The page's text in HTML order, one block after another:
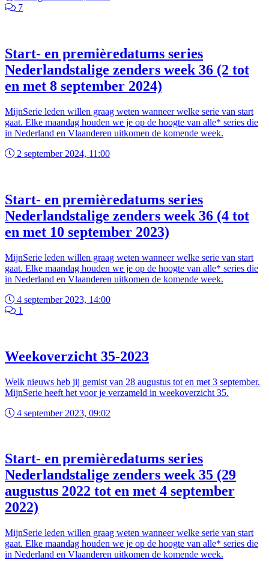
7
Start- en premièredatums series
Nederlandstalige zenders week 36 (2 tot
en met 8 september 2024)
MijnSerie leden willen graag weten wanneer welke serie van start
gaat. Elke maandag houden we je op de hoogte van alle* series die
in Nederland en Vlaanderen uitkomen de komende week.
2 september 2024, 11:00
Start- en premièredatums series
Nederlandstalige zenders week 36 (4 tot
en met 10 september 2023)
MijnSerie leden willen graag weten wanneer welke serie van start
gaat. Elke maandag houden we je op de hoogte van alle* series die
in Nederland en Vlaanderen uitkomen de komende week.
4 september 2023, 14:00
1
Weekoverzicht 35-2023
Welk nieuws heb jij gemist van 28 augustus tot en met 3 september.
MijnSerie heeft het voor je verzameld in weekoverzicht 35.
4 september 2023, 09:02
Start- en premièredatums series
Nederlandstalige zenders week 35 (29
augustus 2022 tot en met 4 september
2022)
MijnSerie leden willen graag weten wanneer welke serie van start
gaat. Elke maandag houden we je op de hoogte van alle* series die
in Nederland en Vlaanderen uitkomen de komende week.